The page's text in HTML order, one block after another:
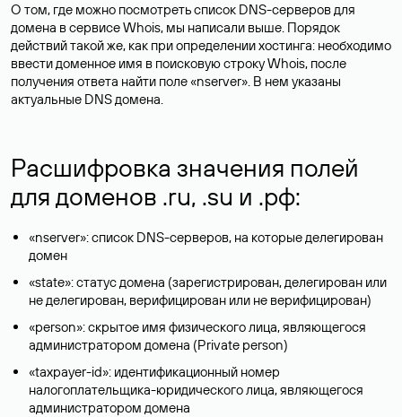
О том, где можно посмотреть список DNS-серверов для
домена в сервисе Whois, мы написали выше. Порядок
действий такой же, как при определении хостинга: необходимо
ввести доменное имя в поисковую строку Whois, после
получения ответа найти поле «nserver». В нем указаны
актуальные DNS домена.
Расшифровка значения полей
для доменов .ru, .su и .рф:
«nserver»: список DNS-серверов, на которые делегирован
домен
«state»: статус домена (зарегистрирован, делегирован или
не делегирован, верифицирован или не верифицирован)
«person»: скрытое имя физического лица, являющегося
администратором домена (Privatе person)
«taxpayer-id»: идентификационный номер
налогоплательщика-юридического лица, являющегося
администратором домена